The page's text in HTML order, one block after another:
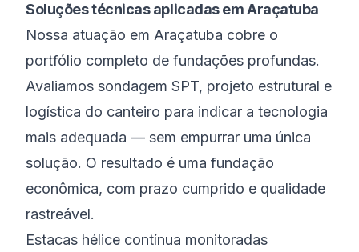
Soluções técnicas aplicadas em Araçatuba
Nossa atuação em Araçatuba cobre o
portfólio completo de fundações profundas.
Avaliamos sondagem SPT, projeto estrutural e
logística do canteiro para indicar a tecnologia
mais adequada — sem empurrar uma única
solução. O resultado é uma fundação
econômica, com prazo cumprido e qualidade
rastreável.
Estacas hélice contínua monitoradas